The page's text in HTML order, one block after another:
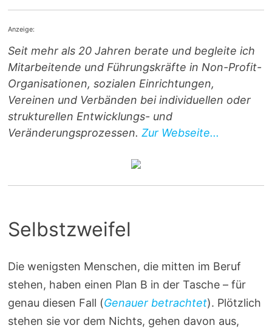
Anzeige:
Seit mehr als 20 Jahren berate und begleite ich
Mitarbeitende und Führungskräfte in Non-Profit-
Organisationen, sozialen Einrichtungen,
Vereinen und Verbänden bei individuellen oder
strukturellen Entwicklungs- und
Veränderungsprozessen.Zur Webseite...
Selbstzweifel
Die wenigsten Menschen, die mitten im Beruf
stehen, haben einen Plan B in der Tasche – für
genau diesen Fall (Genauer betrachtet). Plötzlich
stehen sie vor dem Nichts, gehen davon aus,